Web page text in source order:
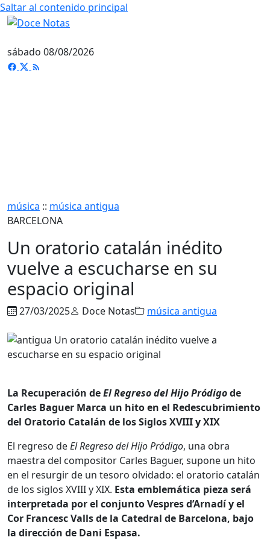
Saltar al contenido principal
sábado 08/08/2026
música :: música antigua
BARCELONA
Un oratorio catalán inédito
vuelve a escucharse en su
espacio original
27/03/2025 Doce Notas música antigua
La Recuperación deEl Regreso del Hijo Pródigode
Carles Baguer Marca un hito en el Redescubrimiento
del Oratorio Catalán de los Siglos XVIII y XIX
El regreso deEl Regreso del Hijo Pródigo, una obra
maestra del compositor Carles Baguer, supone un hito
en el resurgir de un tesoro olvidado: el oratorio catalán
de los siglos XVIII y XIX. Esta emblemática pieza será
interpretada por el conjunto Vespres d’Arnadí y el
Cor Francesc Valls de la Catedral de Barcelona, bajo
la dirección de Dani Espasa.